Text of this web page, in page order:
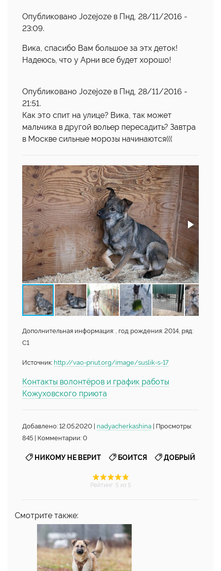
Опубликовано Jozejoze в Пнд, 28/11/2016 -
23:09.
Вика, спасибо Вам большое за этх деток!
Надеюсь, что у Арни все будет хорошо!
Опубликовано Jozejoze в Пнд, 28/11/2016 -
21:51.
Как это спит на улице? Вика, так может
мальчика в другой вольер пересадить? Завтра
в Москве сильные морозы начинаются(((
Дополнительная информация: , год рождения: 2014, ряд:
С1
Источник: http://vao-priut.org/image/suslik-s-17
Контакты волонтёров и график работы
Кожуховского приюта
Добавлено: 12.05.2020 | nadyacherkashina | Просмотры:
845 | Комментарии: 0
НИКОМУ НЕ ВЕРИТ БОИТСЯ ДОБРЫЙ
Рейтинг: 5 из 5
Смотрите также: